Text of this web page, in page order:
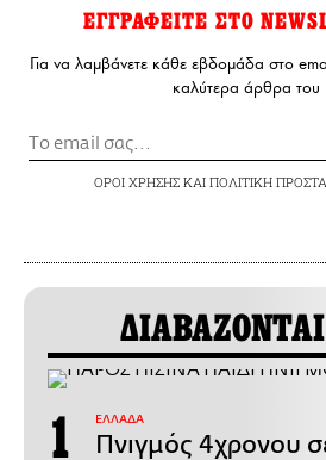
ΕΓΓΡΑΦΕΙΤΕ ΣΤΟ
Για να λαμβάνετε κάθε εβδομάδα στο
καλύτερα άρθρα του
ΟΡΟΙ ΧΡΗΣΗΣΚΑΙ ΠΟΛΙΤΙΚΗ
ΕΛΛΑΔΑ
Πνιγμός 4χρονου